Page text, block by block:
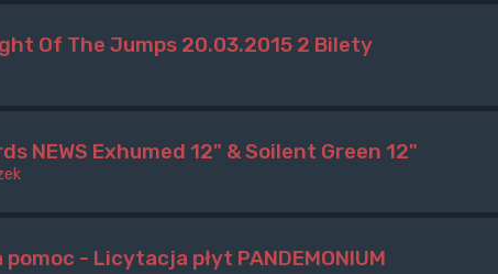
Of The Jumps 20.03.2015 2 Bilety
NEWS Exhumed 12" & Soilent Green 12"
- Licytacja płyt PANDEMONIUM